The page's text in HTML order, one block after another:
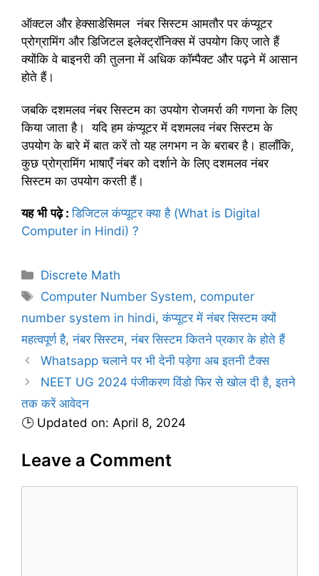
ऑक्टल और हेक्साडेसिमल नंबर सिस्टम आमतौर पर कंप्यूटर
प्रोग्रामिंग और डिजिटल इलेक्ट्रॉनिक्स में उपयोग किए जाते हैं
क्योंकि वे बाइनरी की तुलना में अधिक कॉम्पैक्ट और पढ़ने में आसान
होते हैं।
जबकि दशमलव नंबर सिस्टम का उपयोग रोजमर्रा की गणना के लिए
किया जाता है। यदि हम कंप्यूटर में दशमलव नंबर सिस्टम के
उपयोग के बारे में बात करें तो यह लगभग न के बराबर है। हालाँकि,
कुछ प्रोग्रामिंग भाषाएँ नंबर को दर्शाने के लिए दशमलव नंबर
सिस्टम का उपयोग करती हैं।
यह भी पढ़े:डिजिटल कंप्यूटर क्या है (What is Digital
Computer in Hindi) ?
C
a
e
g
o
r
i
e
Discrete Math
T
a
s
Computer Number System, computer
number system in hindi,कंप्यूटर में नंबर सिस्टम क्यों
महत्वपूर्ण है,नंबर सिस्टम,नंबर सिस्टम कितने प्रकार के होते हैं
Whatsapp चलाने पर भी देनी पड़ेगा अब इतनी टैक्स
NEET UG 2024 पंजीकरण विंडो फिर से खोल दी है, इतने
तक करें आवेदन
🕒 Updated on: April 8, 2024
Leave a Comment